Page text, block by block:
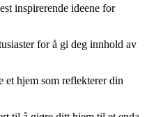
inspirerende ideene for
for å gi deg innhold av
et hjem som reflekterer din